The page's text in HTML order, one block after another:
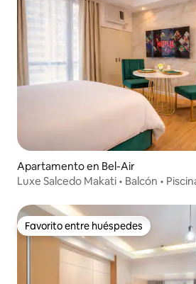
Apartamento en Bel-Air
Luxe Salcedo Makati • Balcón •
Favorito entre huéspedes
Favorito entre huéspedes